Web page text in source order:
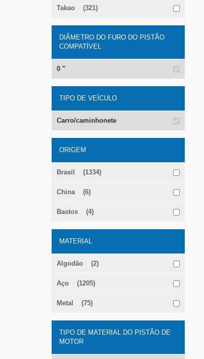
Takao (321)
DIÂMETRO DO FURO DO PISTÃO
COMPATÍVEL
0 "
TIPO DE VEÍCULO
Carro/caminhonete
ORIGEM
Brasil (1334)
China (6)
Bastos (4)
MATERIAL
Algodão (2)
Aço (1205)
Metal (75)
TIPO DE MATERIAL DO PISTÃO DE
MOTOR